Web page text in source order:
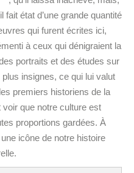
fait état d’une grande quantité
qui furent écrites ici,
à ceux qui dénigraient la
portraits et des études sur
insignes, ce qui lui valut
premiers historiens de la
que notre culture est
proportions gardées. À
icône de notre histoire